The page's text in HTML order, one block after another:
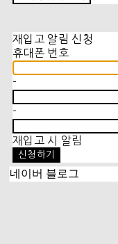
재입고 알림 신청
휴대폰 번호
-
-
재입고 시 알림
신청하기
네이버 블로그